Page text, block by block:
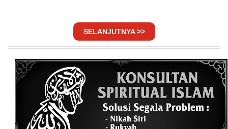
SELANJUTNYA >>